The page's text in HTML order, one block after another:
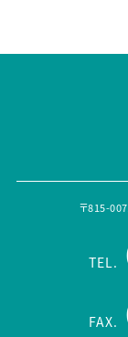
〒815-
TEL.
FAX.